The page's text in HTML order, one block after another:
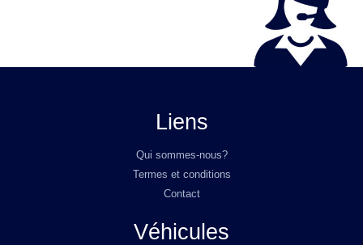
Liens
Qui sommes-nous?
Termes et conditions
Contact
Véhicules